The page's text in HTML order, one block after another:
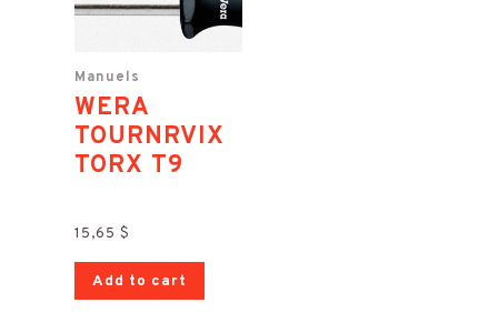
Manuels
WERA
TOURNRVIX
TORX T9
15,65 $
Add to cart